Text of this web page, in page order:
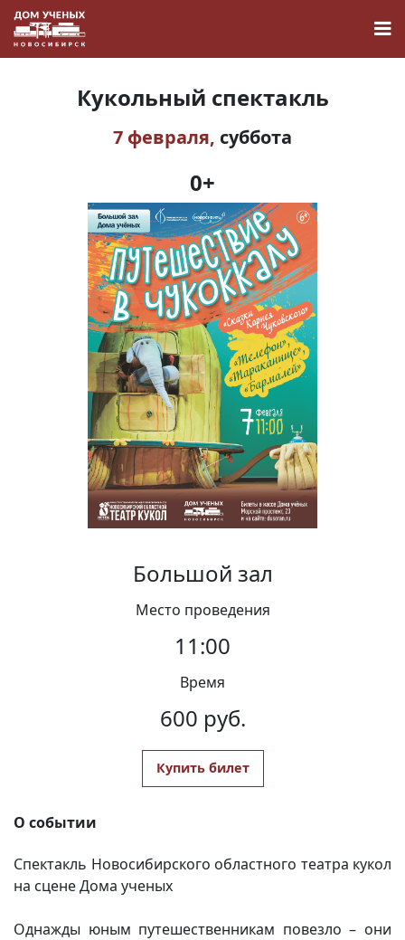
Наука
О Доме учёных
Виртуальный тур
Контакты
Вакансии
Кукольный спектакль
7 февраля, суббота
0+
Большой зал
Место проведения
11:00
Время
600 руб.
Купить билет
О событии
Спектакль Новосибирского областного театра кукол
на сцене Дома ученых
Однажды юным путешественникам повезло – они